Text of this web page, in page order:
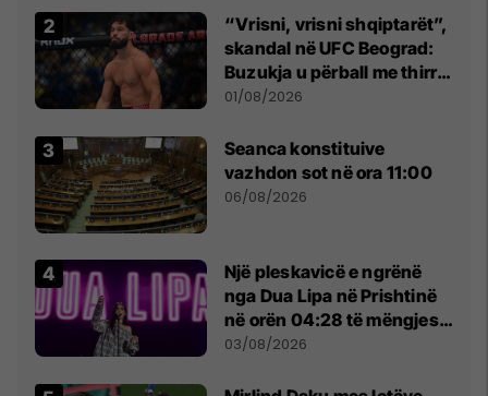
“Vrisni, vrisni shqiptarët”,
skandal në UFC Beograd:
Buzukja u përball me thirrje
anti-shqiptare nga
01/08/2026
Seanca konstituive
vazhdon sot në ora 11:00
06/08/2026
Një pleskavicë e ngrënë
nga Dua Lipa në Prishtinë
në orën 04:28 të mëngjesit
- dhe bota digjitale serbe
03/08/2026